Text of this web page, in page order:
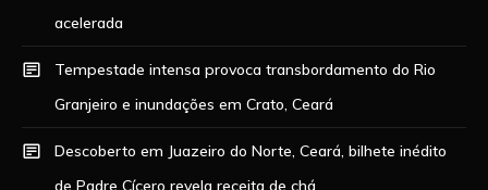
acelerada
Tempestade intensa provoca transbordamento do Rio
Granjeiro e inundações em Crato, Ceará
Descoberto em Juazeiro do Norte, Ceará, bilhete inédito
de Padre Cícero revela receita de chá